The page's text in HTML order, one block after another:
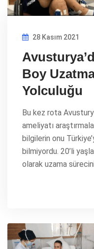
28 Kasım 2021
Boy
Yolculuğu
Bu kez rota
ameliyatı
bilgilerin onu
bilmiyordu. 20’li
olarak uzama